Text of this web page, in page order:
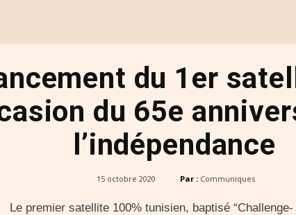
du 1er
du 65e
l’indépendance
15 octobre 2020 Par : Communiques
Le premier satellite 100% tunisien, baptisé “Challenge-